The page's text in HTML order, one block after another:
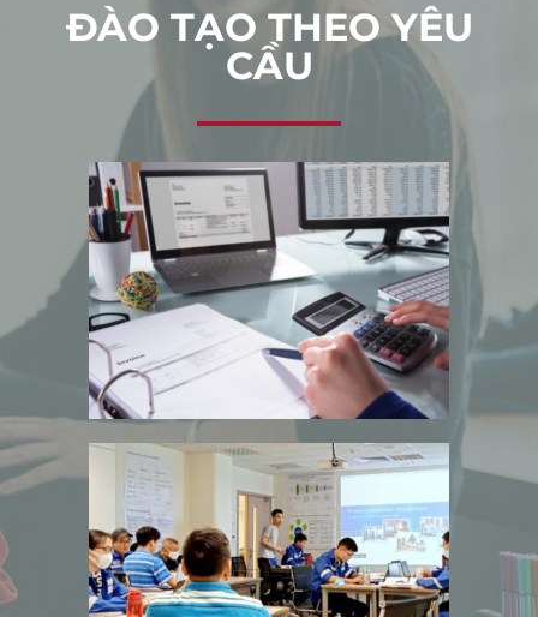
ĐÀO TẠO THEO YÊU
CẦU